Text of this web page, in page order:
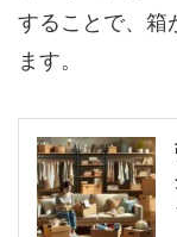
することで、箱
ます。